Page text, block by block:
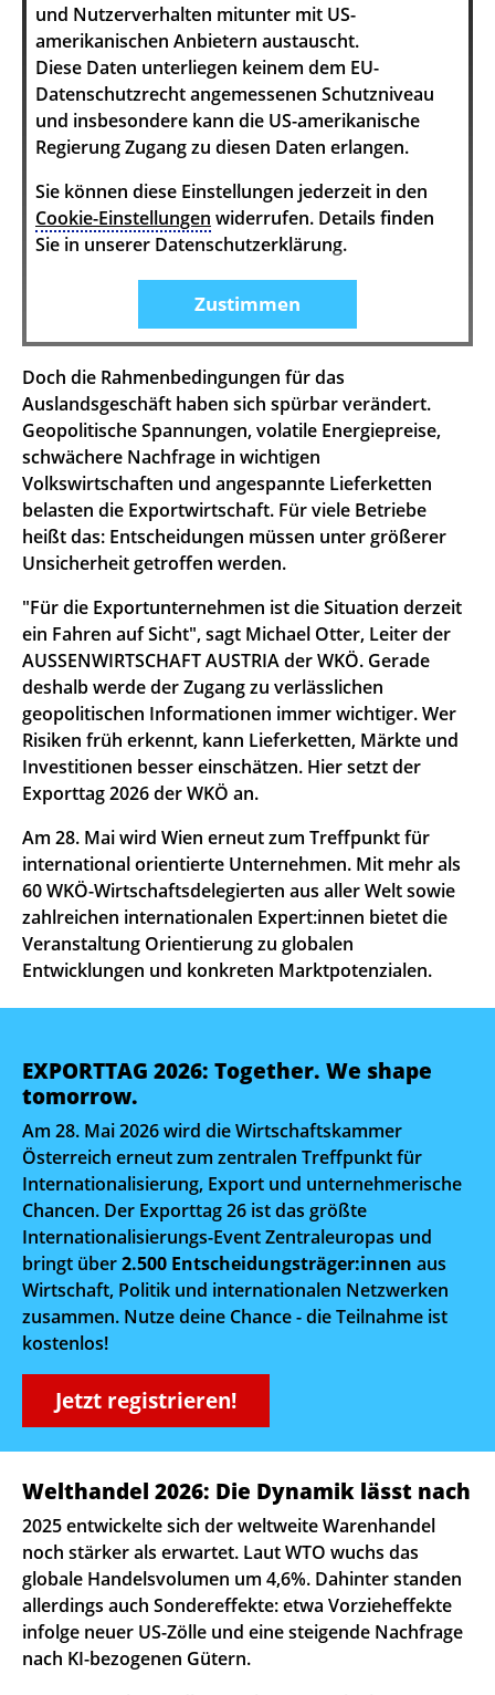
und Nutzerverhalten mitunter mit US-
amerikanischen Anbietern austauscht.
Diese Daten unterliegen keinem dem EU-
Datenschutzrecht angemessenen Schutzniveau
und insbesondere kann die US-amerikanische
Regierung Zugang zu diesen Daten erlangen.
Sie können diese Einstellungen jederzeit in den
Cookie-Einstellungen widerrufen. Details finden
Sie in unserer Datenschutzerklärung.
Zustimmen
Doch die Rahmenbedingungen für das
Auslandsgeschäft haben sich spürbar verändert.
Geopolitische Spannungen, volatile Energiepreise,
schwächere Nachfrage in wichtigen
Volkswirtschaften und angespannte Lieferketten
belasten die Exportwirtschaft. Für viele Betriebe
heißt das: Entscheidungen müssen unter größerer
Unsicherheit getroffen werden.
"Für die Exportunternehmen ist die Situation derzeit
ein Fahren auf Sicht", sagt Michael Otter, Leiter der
AUSSENWIRTSCHAFT AUSTRIA der WKÖ. Gerade
deshalb werde der Zugang zu verlässlichen
geopolitischen Informationen immer wichtiger. Wer
Risiken früh erkennt, kann Lieferketten, Märkte und
Investitionen besser einschätzen. Hier setzt der
Exporttag 2026 der WKÖ an.
Am 28. Mai wird Wien erneut zum Treffpunkt für
international orientierte Unternehmen. Mit mehr als
60 WKÖ-Wirtschaftsdelegierten aus aller Welt sowie
zahlreichen internationalen Expert:innen bietet die
Veranstaltung Orientierung zu globalen
Entwicklungen und konkreten Marktpotenzialen.
EXPORTTAG 2026: Together. We shape
tomorrow.
Am 28. Mai 2026 wird die Wirtschaftskammer
Österreich erneut zum zentralen Treffpunkt für
Internationalisierung, Export und unternehmerische
Chancen. Der Exporttag 26 ist das größte
Internationalisierungs-Event Zentraleuropas und
bringt über2.500 Entscheidungsträger:innen aus
Wirtschaft, Politik und internationalen Netzwerken
zusammen. Nutze deine Chance - die Teilnahme ist
kostenlos!
Jetzt registrieren!
Welthandel 2026: Die Dynamik lässt nach
2025 entwickelte sich der weltweite Warenhandel
noch stärker als erwartet. Laut WTO wuchs das
globale Handelsvolumen um 4,6%. Dahinter standen
allerdings auch Sondereffekte: etwa Vorzieheffekte
infolge neuer US-Zölle und eine steigende Nachfrage
nach KI-bezogenen Gütern.